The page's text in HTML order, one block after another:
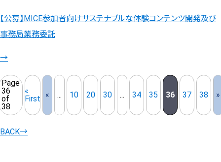
【公募】MICE参加者向けサステナブルな体験コンテンツ開発及び
事務局業務委託
→
Page
36
of
38
«
First
« ... 10 20 30 ... 34 35 36 37 38 »
BACK→